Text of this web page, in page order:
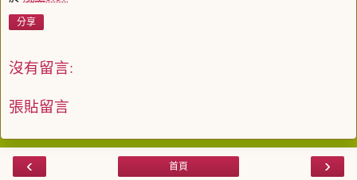
分享
沒有留言:
張貼留言
‹ ›
首頁